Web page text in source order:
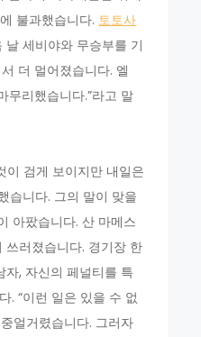
불과했습니다. 토토사
날 세비야와 무승부를 기
더 멀어졌습니다. 엘
무리했습니다.”라고 말
이 검게 보이지만 내일은
습니다. 그의 말이 맞을
아팠습니다. 산 마메스
쓰러졌습니다. 경기장 한
, 자신의 페널티를 특
. “이런 일은 있을 수 없
얼거렸습니다. 그러자